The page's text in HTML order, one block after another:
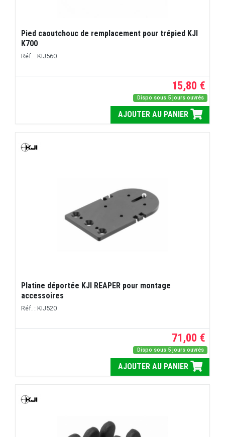
Pied caoutchouc de remplacement pour trépied KJI
K700
Réf. : KIJ560
15,80 €
Dispo sous 5 jours ouvrés
AJOUTER AU PANIER
Platine déportée KJI REAPER pour montage
accessoires
Réf. : KIJ520
71,00 €
Dispo sous 5 jours ouvrés
AJOUTER AU PANIER